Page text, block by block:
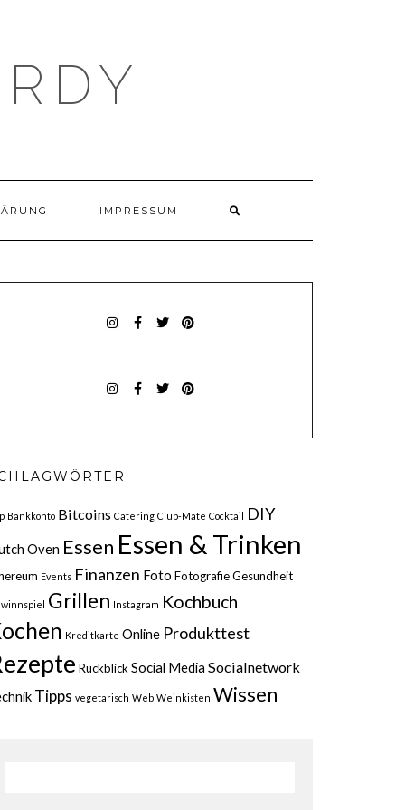
IMPRESSUM
Bankkonto Bitcoins Catering Club-Mate Cocktail DIY
Oven Essen Essen & Trinken
Events Finanzen Foto FotografieGesundheit
Grillen Instagram Kochbuch
Kreditkarte Online Produkttest
Rückblick Social Media Socialnetwork
Tipps vegetarisch Web Weinkisten Wissen